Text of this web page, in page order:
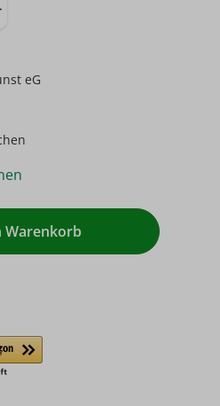
eG
Wert
Warenkorb